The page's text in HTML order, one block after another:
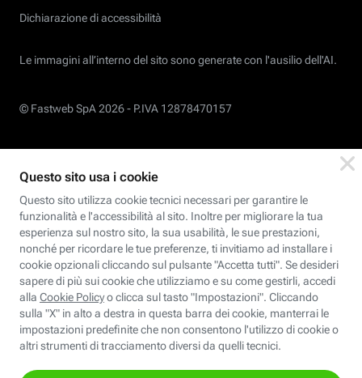
Dichiarazione di accessibilità
Le immagini all’interno del sito sono generate con l'ausilio dell'AI.
© Fastweb SpA 2026 - P.IVA 12878470157